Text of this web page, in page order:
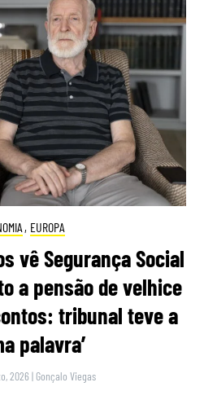
, EUROPA
vê Segurança Social
a pensão de velhice
tribunal teve a
palavra’
2026 | Gonçalo Viegas